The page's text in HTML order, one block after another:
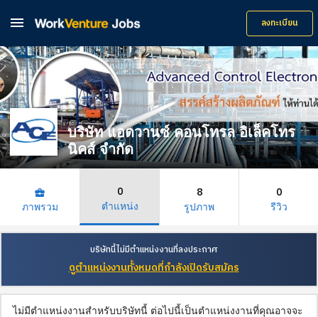
 ลงทะเบียน
บริษัท แอดวานซ์ คอนโทรล อิเล็คโทร
นิคส์ จำกัด
business_center
ภาพรวม
0
ตำแหน่ง
8
รูปภาพ
0
รีวิว
บริษัทนี้ไม่มีตำแหน่งงานที่ลงประกาศ
ดูตำแหน่งงานทั้งหมดที่กำลังเปิดรับสมัคร
ไม่มีตำแหน่งงานสำหรับบริษัทนี้ ต่อไปนี้เป็นตำแหน่งงานที่คุณอาจจะ